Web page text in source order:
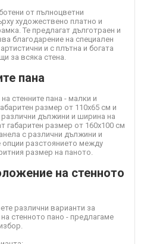
от пълноцветни
художествено платно и
Те предлагат дълготраен и
благодарение на специален
и с плътна и богата
за всяка стена.
пана
стенните пана - малки и
размер от 110х65 см и
дължини и ширина на
габаритен размер от 160х100 см
с различни дължини и
опции разстоянието между
размер на паното.
на стенното
различни варианти за
стенното пано - предлагаме